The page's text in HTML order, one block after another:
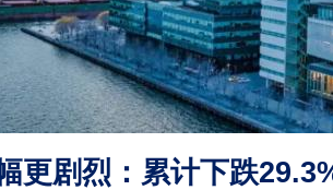
更剧烈：累计下跌